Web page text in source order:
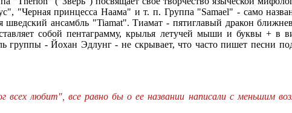
принцесса Наама" и т. п. Группа "Samael" - само
ансамбль "Tiamat". Тиамат - пятиглавый дракон
собой пентаграмму, крылья летучей мыши и буквы + в
группы - Йохан Эдлунг - не скрывает, что часто пишет песни
всех любит", все равно бы о ее названии написали с меньшим